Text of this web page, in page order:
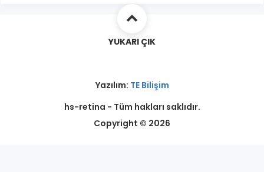
YUKARI ÇIK
Yazılım: TE Bilişim
hs-retina - Tüm hakları saklıdır.
Copyright © 2026